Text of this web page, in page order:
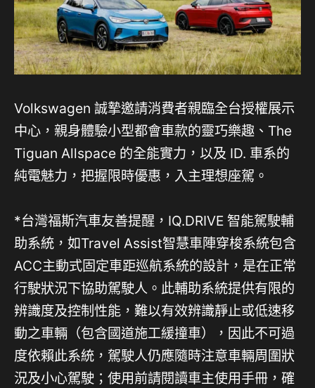
Volkswagen 誠摯邀請消費者親臨全台授權展示
中心，親身體驗小型都會車款的靈巧樂趣、The
Tiguan Allspace 的全能實力，以及 ID. 車系的
純電魅力，把握限時優惠，入主理想座駕。
*台灣福斯汽車友善提醒，IQ.DRIVE 智能駕駛輔
助系統，如Travel Assist智慧車陣穿梭系統包含
ACC主動式固定車距巡航系統的設計，是在正常
行駛狀況下協助駕駛人。此輔助系統提供有限的
辨識度及控制性能，難以有效辨識靜止或低速移
動之車輛（包含國道施工緩撞車），因此不可過
度依賴此系統，駕駛人仍應隨時注意車輛周圍狀
況及小心駕駛；使用前請閱讀車主使用手冊，確